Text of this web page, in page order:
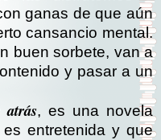
ganas de que aún
cansancio mental.
buen sorbete, van a
y pasar a un
atrás, es una novela
entretenida y que